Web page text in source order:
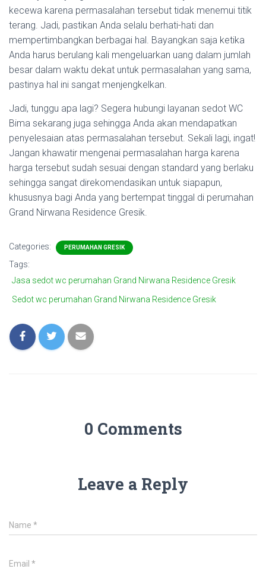
kecewa karena permasalahan tersebut tidak menemui titik
terang. Jadi, pastikan Anda selalu berhati-hati dan
mempertimbangkan berbagai hal. Bayangkan saja ketika
Anda harus berulang kali mengeluarkan uang dalam jumlah
besar dalam waktu dekat untuk permasalahan yang sama,
pastinya hal ini sangat menjengkelkan.
Jadi, tunggu apa lagi? Segera hubungi layanan sedot WC
Bima sekarang juga sehingga Anda akan mendapatkan
penyelesaian atas permasalahan tersebut. Sekali lagi, ingat!
Jangan khawatir mengenai permasalahan harga karena
harga tersebut sudah sesuai dengan standard yang berlaku
sehingga sangat direkomendasikan untuk siapapun,
khususnya bagi Anda yang bertempat tinggal di perumahan
Grand Nirwana Residence Gresik.
Categories: PERUMAHAN GRESIK
Tags:
Jasa sedot wc perumahan Grand Nirwana Residence Gresik
Sedot wc perumahan Grand Nirwana Residence Gresik
0 Comments
Leave a Reply
Name *
Email *